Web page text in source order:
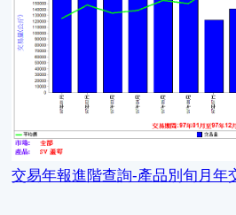
交易年報進階查詢-產品別旬月年